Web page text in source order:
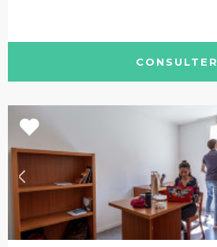
CONSULTER